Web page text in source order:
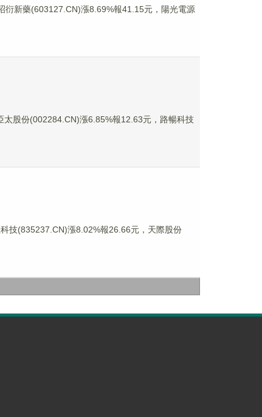
新藥(603127.CN)漲8.69%報41.15元，陽光電源
股份(002284.CN)漲6.85%報12.63元，路暢科技
技(835237.CN)漲8.02%報26.66元，天際股份